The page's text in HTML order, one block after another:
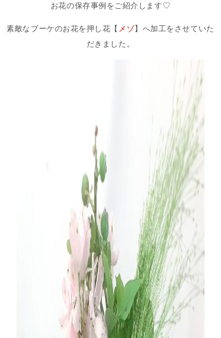
お花の保存事例をご紹介します♡
素敵なブーケのお花を押し花【 メゾ】へ加工をさせていた
だきました。